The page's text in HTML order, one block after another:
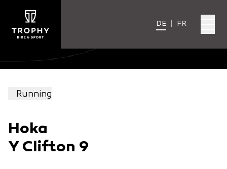
DE FR
Running
Hoka
Y Clifton 9